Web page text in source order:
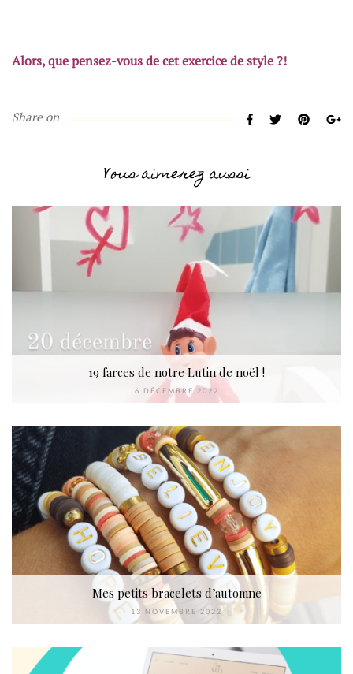
Alors, que pensez-vous de cet exercice de style ?!
Share on
Vous aimerez aussi
19 farces de notre Lutin de noël !
6 DÉCEMBRE 2022
Mes petits bracelets d’automne
13 NOVEMBRE 2022